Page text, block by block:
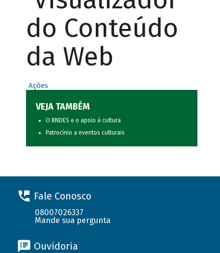
do Conteúdo
da Web
Ações
VEJA TAMBÉM
O BNDES e o apoio à cultura
Patrocínio a eventos culturais
Fale Conosco
08007026337
Mande sua pergunta
Ouvidoria